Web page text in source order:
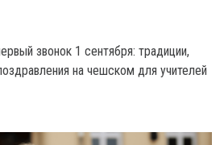
звонок 1 сентября: традиции,
на чешском для учителей